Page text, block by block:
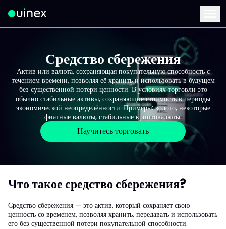
Это логотип, при нажатии на который вы перейдете на главную
Средство сбережения
Актив или валюта, сохраняющая покупательную способность с
течением времени, позволяя её хранить и использовать в будущем
без существенной потери ценности. В условиях торговли это
обычно стабильные активы, сохраняющие стоимость в периоды
экономической неопределённости. Примеры: золото, некоторые
фиатные валюты, стабильные криптовалюты.
Научитесь торговать
Что такое средство сбережения?
Средство сбережения — это актив, который сохраняет свою
ценность со временем, позволяя хранить, передавать и использовать
его без существенной потери покупательной способности.